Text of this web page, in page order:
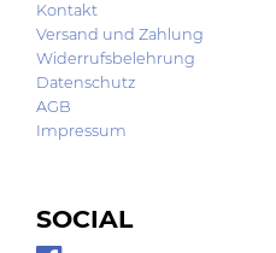
Kontakt
Versand und Zahlung
Widerrufsbelehrung
Datenschutz
AGB
Impressum
SOCIAL